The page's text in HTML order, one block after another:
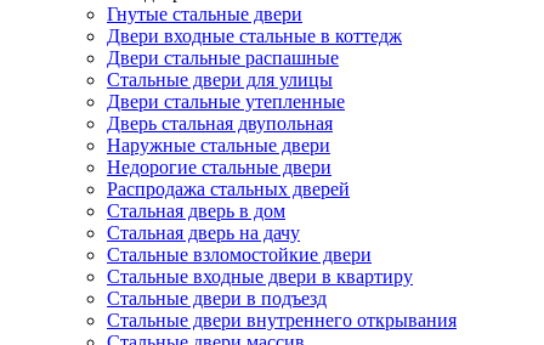
Гнутые стальные двери
Двери входные стальные в коттедж
Двери стальные распашные
Стальные двери для улицы
Двери стальные утепленные
Дверь стальная двупольная
Наружные стальные двери
Недорогие стальные двери
Распродажа стальных дверей
Стальная дверь в дом
Стальная дверь на дачу
Стальные взломостойкие двери
Стальные входные двери в квартиру
Стальные двери в подъезд
Стальные двери внутреннего открывания